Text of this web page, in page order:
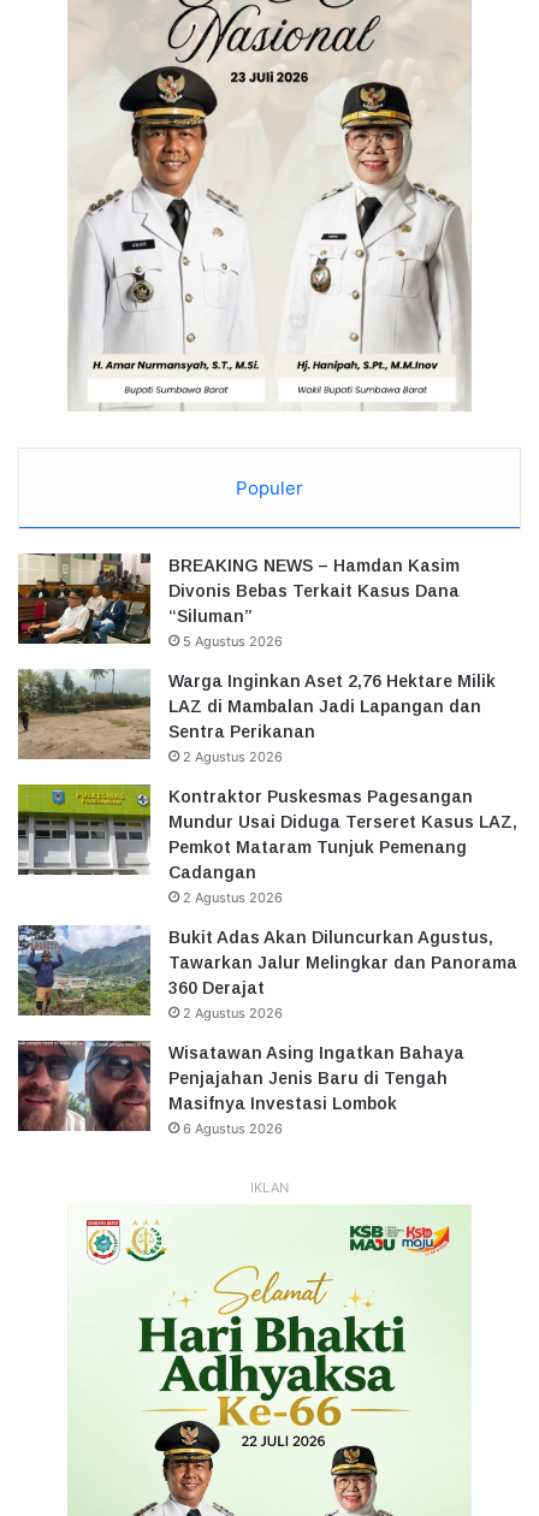
Populer
BREAKING NEWS – Hamdan Kasim
Divonis Bebas Terkait Kasus Dana
“Siluman”
5 Agustus 2026
Warga Inginkan Aset 2,76 Hektare Milik
LAZ di Mambalan Jadi Lapangan dan
Sentra Perikanan
2 Agustus 2026
Kontraktor Puskesmas Pagesangan
Mundur Usai Diduga Terseret Kasus LAZ,
Pemkot Mataram Tunjuk Pemenang
Cadangan
2 Agustus 2026
Bukit Adas Akan Diluncurkan Agustus,
Tawarkan Jalur Melingkar dan Panorama
360 Derajat
2 Agustus 2026
Wisatawan Asing Ingatkan Bahaya
Penjajahan Jenis Baru di Tengah
Masifnya Investasi Lombok
6 Agustus 2026
IKLAN